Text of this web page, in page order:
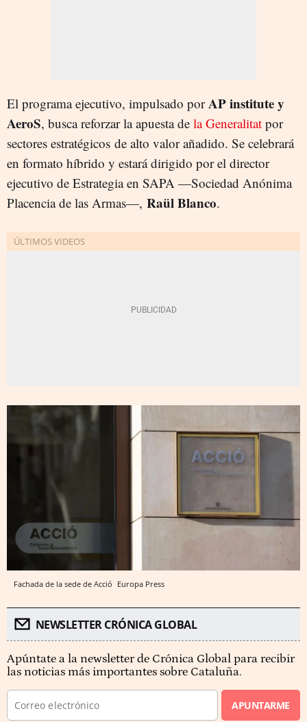
El programa ejecutivo, impulsado porAP institute y
AeroS, busca reforzar la apuesta de la Generalitat por
sectores estratégicos de alto valor añadido. Se celebrará
en formato híbrido y estará dirigido por el director
ejecutivo de Estrategia en SAPA —Sociedad Anónima
Placencia de las Armas—, Raül Blanco.
Fachada de la sede de Acció Europa Press
NEWSLETTER CRÓNICA GLOBAL
Apúntate a la newsletter de Crónica Global para recibir
las noticias más importantes sobre Cataluña.
APUNTARME